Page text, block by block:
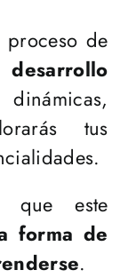
de
tus
que este
forma de
.